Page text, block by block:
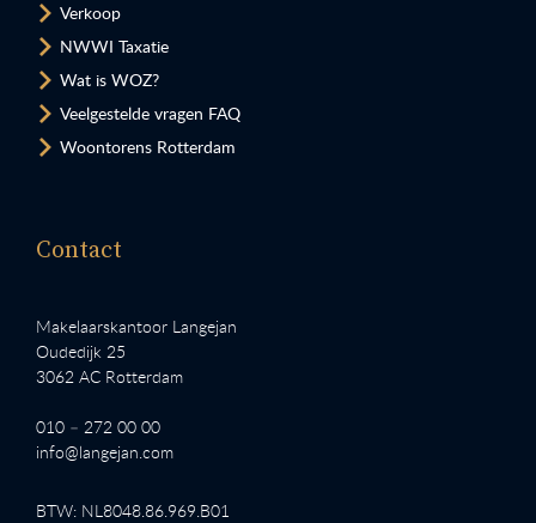
Verkoop
NWWI Taxatie
Wat is WOZ?
Veelgestelde vragen FAQ
Woontorens Rotterdam
Contact
Makelaarskantoor Langejan
Oudedijk 25
3062 AC Rotterdam
010 – 272 00 00
info@langejan.com
BTW: NL8048.86.969.B01